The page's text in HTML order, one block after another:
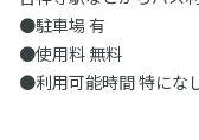
●駐車場 有
●使用料 無料
●利用可能時間 特にな